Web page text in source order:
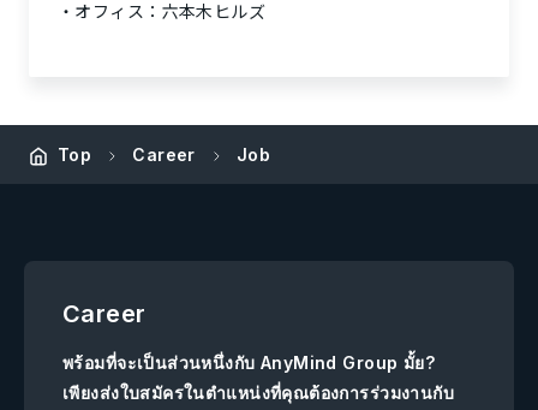
オフィス：六本木ヒルズ
Top Career Job
Career
พร้อมที่จะเป็นส่วนหนึ่งกับ AnyMind Group มั้ย?
เพียงส่งใบสมัครในตำแหน่งที่คุณต้องการร่วมงานกับ